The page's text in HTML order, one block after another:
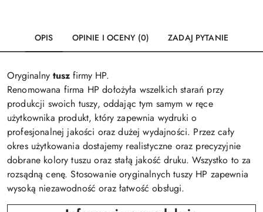
OPIS OPINIE I OCENY (0) ZADAJ PYTANIE
Oryginalny tusz firmy HP.
Renomowana firma HP dołożyła wszelkich starań przy
produkcji swoich tuszy, oddając tym samym w ręce
użytkownika produkt, który zapewnia wydruki o
profesjonalnej jakości oraz dużej wydajności. Przez cały
okres użytkowania dostajemy realistyczne oraz precyzyjnie
dobrane kolory tuszu oraz stałą jakość druku. Wszystko to za
rozsądną cenę. Stosowanie oryginalnych tuszy HP zapewnia
wysoką niezawodność oraz łatwość obsługi.